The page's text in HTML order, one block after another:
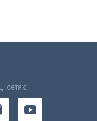
сетях: